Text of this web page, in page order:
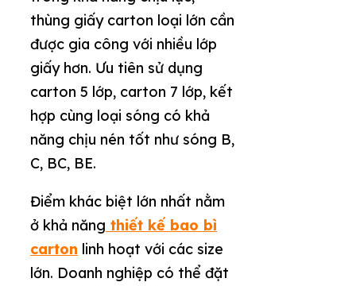
thùng giấy carton loại lớn cần
được gia công với nhiều lớp
giấy hơn. Ưu tiên sử dụng
carton 5 lớp, carton 7 lớp, kết
hợp cùng loại sóng có khả
năng chịu nén tốt như sóng B,
C, BC, BE.
Điểm khác biệt lớn nhất nằm
ở khả năng thiết kế bao bì
carton linh hoạt với các size
lớn. Doanh nghiệp có thể đặt